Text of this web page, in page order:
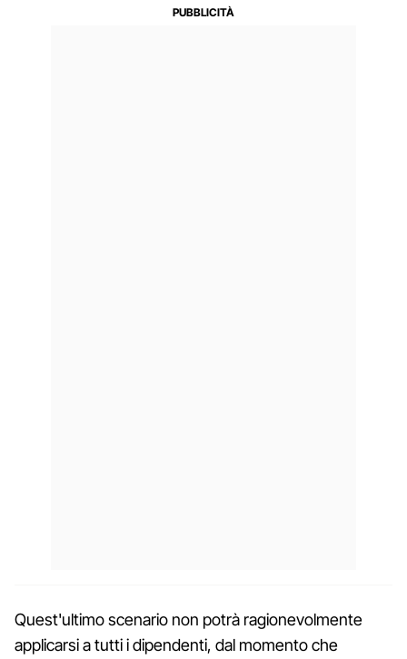
Quest'ultimo scenario non potrà ragionevolmente
applicarsi a tutti i dipendenti, dal momento che